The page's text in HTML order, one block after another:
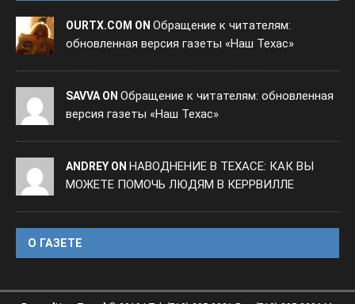
OURTX.COM ON Обращение к читателям:
обновленная версия газеты «Наш Техас»
SAVVA ON Обращение к читателям: обновленная
версия газеты «Наш Техас»
ANDREY ON НАВОДНЕНИЕ В ТЕХАСЕ: КАК ВЫ
МОЖЕТЕ ПОМОЧЬ ЛЮДЯМ В КЕРРВИЛЛЕ
O ГАЗЕТЕ